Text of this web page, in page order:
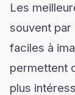
Les
souvent
faciles à
permettent
plus